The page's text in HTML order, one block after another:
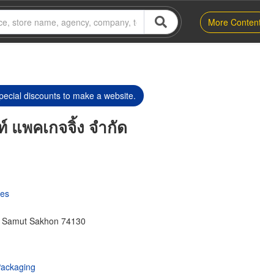
More
discounts to make a website.
แพคเกจจิ้ง จำกัด
Sakhon 74130